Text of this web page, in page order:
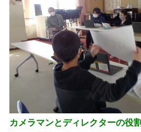
カメラマンとディレクターの役